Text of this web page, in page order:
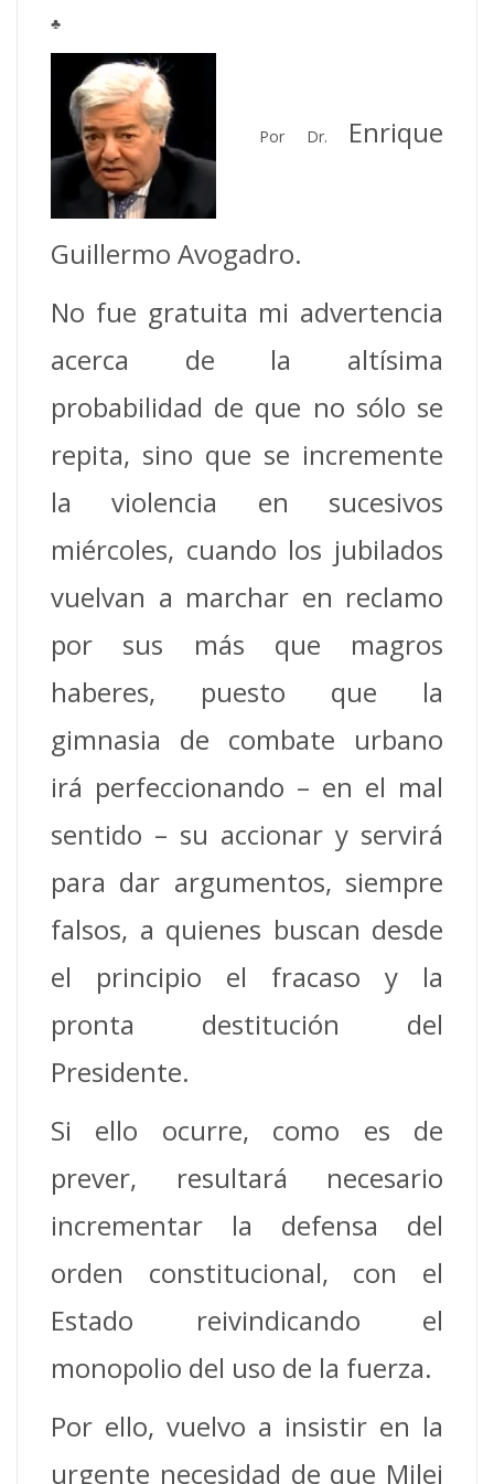
♣
Por Dr. Enrique
Guillermo Avogadro.
No fue gratuita mi advertencia
acerca de la altísima
probabilidad de que no sólo se
repita, sino que se incremente
la violencia en sucesivos
miércoles, cuando los jubilados
vuelvan a marchar en reclamo
por sus más que magros
haberes, puesto que la
gimnasia de combate urbano
irá perfeccionando – en el mal
sentido – su accionar y servirá
para dar argumentos, siempre
falsos, a quienes buscan desde
el principio el fracaso y la
pronta destitución del
Presidente.
Si ello ocurre, como es de
prever, resultará necesario
incrementar la defensa del
orden constitucional, con el
Estado reivindicando el
monopolio del uso de la fuerza.
Por ello, vuelvo a insistir en la
urgente necesidad de que Milei